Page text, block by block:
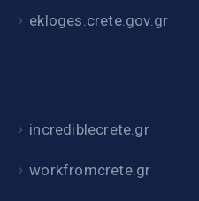
ekloges.crete.gov.gr
incrediblecrete.gr
workfromcrete.gr